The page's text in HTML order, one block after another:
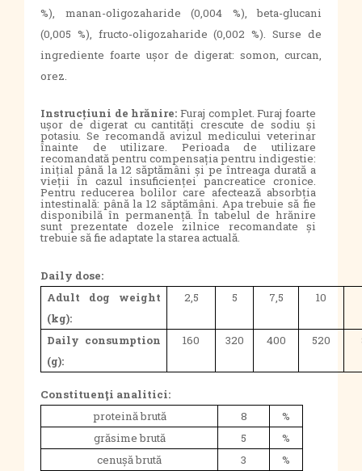
%), manan-oligozaharide (0,004 %), beta-glucani
(0,005 %), fructo-oligozaharide (0,002 %). Surse de
ingrediente foarte ușor de digerat: somon, curcan,
orez.
Instrucțiuni de hrănire: Furaj complet. Furaj foarte
ușor de digerat cu cantități crescute de sodiu și
potasiu. Se recomandă avizul medicului veterinar
înainte de utilizare. Perioada de utilizare
recomandată pentru compensația pentru indigestie:
inițial până la 12 săptămâni și pe întreaga durată a
vieții în cazul insuficienței pancreatice cronice.
Pentru reducerea bolilor care afectează absorbția
intestinală: până la 12 săptămâni. Apa trebuie să fie
disponibilă în permanență.În tabelul de hrănire
sunt prezentate dozele zilnice recomandate și
trebuie să fie adaptate la starea actuală.
Daily dose:
Adult dog weight
(kg):
2,5 5 7,5 10
Daily consumption
(g):
160 320 400 520
Constituenţi analitici:
proteină brută
8
%
grăsime brută
5
%
cenușă brută
3 %